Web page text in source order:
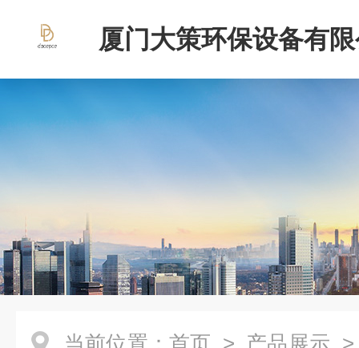
厦门大策环保设备有
当前位置： 首页 > 产品展示